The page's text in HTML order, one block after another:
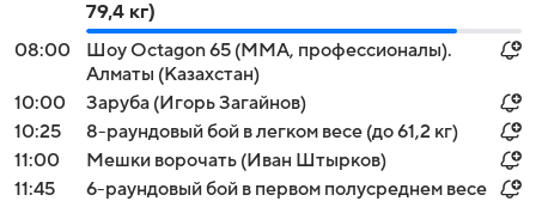
79,4 кг)
08:00
Шоу Octagon 65 (MMA, профессионалы).
Алматы (Казахстан)
10:00
Заруба (Игорь Загайнов)
10:25
8-раундовый бой в легком весе (до 61,2 кг)
11:00
Мешки ворочать (Иван Штырков)
11:45
6-раундовый бой в первом полусреднем весе